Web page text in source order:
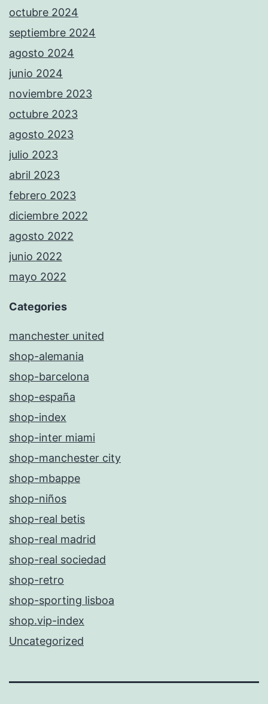
octubre 2024
septiembre 2024
agosto 2024
junio 2024
noviembre 2023
octubre 2023
agosto 2023
julio 2023
abril 2023
febrero 2023
diciembre 2022
agosto 2022
junio 2022
mayo 2022
Categories
manchester united
shop-alemania
shop-barcelona
shop-españa
shop-index
shop-inter miami
shop-manchester city
shop-mbappe
shop-niños
shop-real betis
shop-real madrid
shop-real sociedad
shop-retro
shop-sporting lisboa
shop.vip-index
Uncategorized